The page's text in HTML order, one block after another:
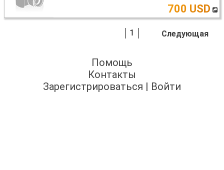
700 USD
1 Следующая
Помощь
Контакты
Зарегистрироваться | Войти